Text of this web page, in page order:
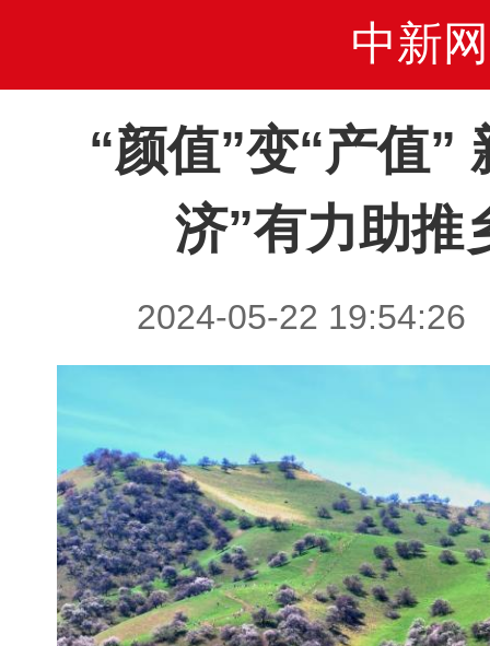
中新网
“颜值”变“产值”
济”有力助推
2024-05-22